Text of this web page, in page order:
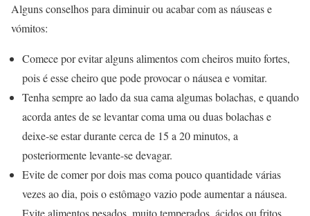
Alguns conselhos para diminuir ou acabar com as náuseas e
vómitos:
Comece por evitar alguns alimentos com cheiros muito fortes,
pois é esse cheiro que pode provocar o náusea e vomitar.
Tenha sempre ao lado da sua cama algumas bolachas, e quando
acorda antes de se levantar coma uma ou duas bolachas e
deixe-se estar durante cerca de 15 a 20 minutos, a
posteriormente levante-se devagar.
Evite de comer por dois mas coma pouco quantidade várias
vezes ao dia, pois o estômago vazio pode aumentar a náusea.
Evite alimentos pesados, muito temperados, ácidos ou fritos,